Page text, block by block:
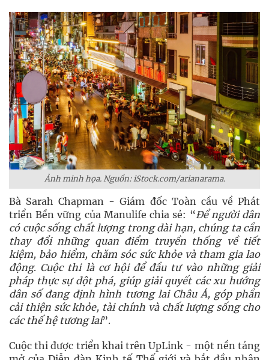
Ảnh minh họa. Nguồn: iStock.com/arianarama.
Bà Sarah Chapman - Giám đốc Toàn cầu về Phát
triển Bền vững của Manulife chia sẻ: “Để người dân
có cuộc sống chất lượng trong dài hạn, chúng ta cần
thay đổi những quan điểm truyền thống về tiết
kiệm, bảo hiểm, chăm sóc sức khỏe và tham gia lao
động. Cuộc thi là cơ hội để đầu tư vào những giải
pháp thực sự đột phá, giúp giải quyết các xu hướng
dân số đang định hình tương lai Châu Á, góp phần
cải thiện sức khỏe, tài chính và chất lượng sống cho
các thế hệ tương lai”.
Cuộc thi được triển khai trên UpLink - một nền tảng